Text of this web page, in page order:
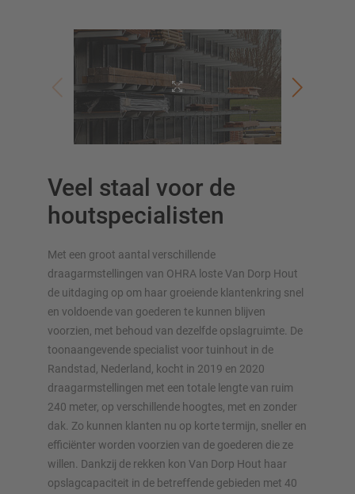
Veel staal voor de
houtspecialisten
Met een groot aantal verschillende
draagarmstellingen van OHRA loste Van Dorp Hout
de uitdaging op om haar groeiende klantenkring snel
en voldoende van goederen te kunnen blijven
voorzien, met behoud van dezelfde opslagruimte. De
toonaangevende specialist voor tuinhout in de
Randstad, Nederland, kocht in 2019 en 2020
draagarmstellingen met een totale lengte van ruim
240 meter, op verschillende hoogtes, met en zonder
dak. Zo kunnen klanten nu op korte termijn, sneller en
efficiënter worden voorzien van de goederen die ze
willen. Dankzij de rekken kon Van Dorp Hout haar
opslagcapaciteit in de betreffende gebieden met 40
Automatische opslagsystemen
Stellingenhal
Plan uw stellingsysteem individueel met onze configurators
– inclusief directe aanvraag
Configureer stelling nu